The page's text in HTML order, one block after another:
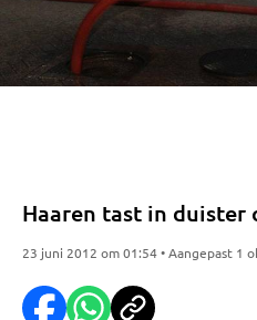
Haaren tast in duister
23 juni 2012 om 01:54 • Aangepast 1